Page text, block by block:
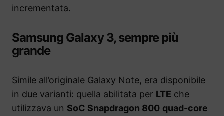
incrementata.
Samsung Galaxy 3, sempre più
grande
Simile all’originale Galaxy Note, era disponibile
in due varianti: quella abilitata per LTE che
utilizzava un SoC Snapdragon 800 quad-core